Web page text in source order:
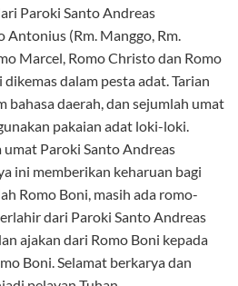
Paroki Santo Andreas
Antonius (Rm. Manggo, Rm.
Marcel, Romo Christo dan Romo
dalam pesta adat. Tarian
bahasa daerah, dan sejumlah umat
pakaian adat loki-loki.
Paroki Santo Andreas
ini memberikan keharuan bagi
Romo Boni, masih ada romo-
dari Paroki Santo Andreas
ajakan dari Romo Boni kepada
Boni. Selamat berkarya dan